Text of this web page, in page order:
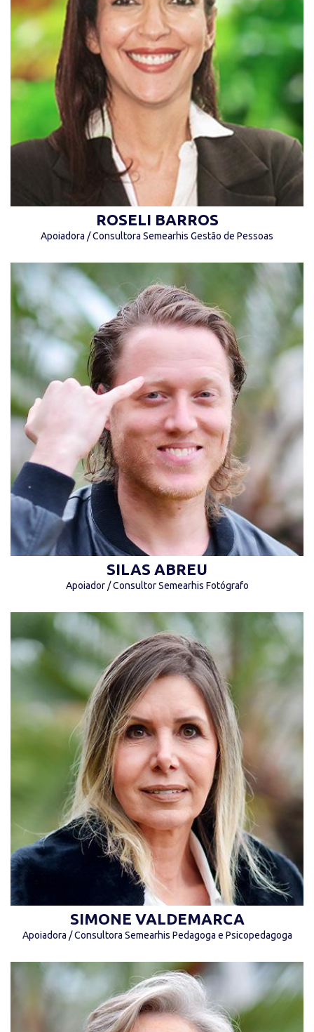
“O inverno nunca falha em se tornar
primavera.” (Daisaku Ikeda)
ROSELI BARROS
Apoiadora / Consultora Semearhis Gestão de Pessoas
“Os olhos são a lâmpada do corpo. Se teus
olhos forem bons, todo teu corpo será
luminoso.” (Jesus Cristo)
SILAS ABREU
Apoiador / Consultor Semearhis Fotógrafo
“Não há saber mais ou menos, há saberes
diferentes.” (Paulo Freire)
SIMONE VALDEMARCA
Apoiadora / Consultora Semearhis Pedagoga e Psicopedagoga